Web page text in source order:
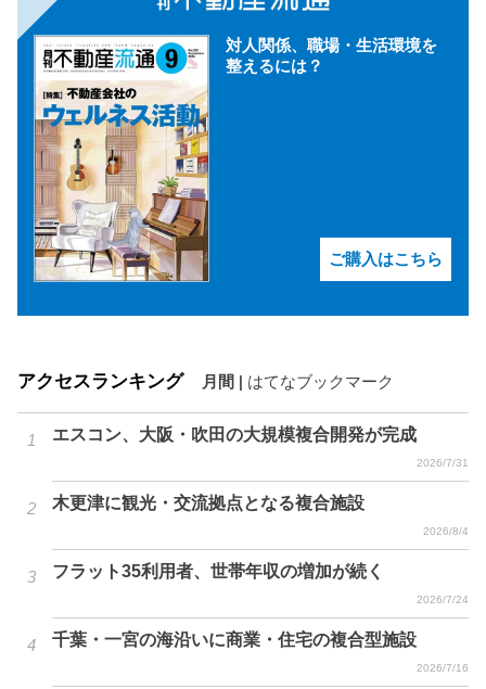
対人関係、職場・生活環境を
整えるには？
ご購入はこちら
アクセスランキング 月間 はてなブックマーク
エスコン、大阪・吹田の大規模複合開発が完成
2026/7/31
木更津に観光・交流拠点となる複合施設
2026/8/4
フラット35利用者、世帯年収の増加が続く
2026/7/24
千葉・一宮の海沿いに商業・住宅の複合型施設
2026/7/16